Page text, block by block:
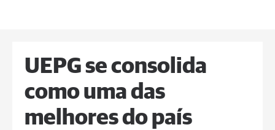
UEPG se consolida
como uma das
melhores do país